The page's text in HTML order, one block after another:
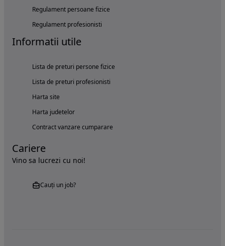
Regulament persoane fizice
Regulament profesionisti
Informatii utile
Lista de preturi persone fizice
Lista de preturi profesionisti
Harta site
Harta judetelor
Contract vanzare cumparare
Cariere
Vino sa lucrezi cu noi!
Cauți un job?